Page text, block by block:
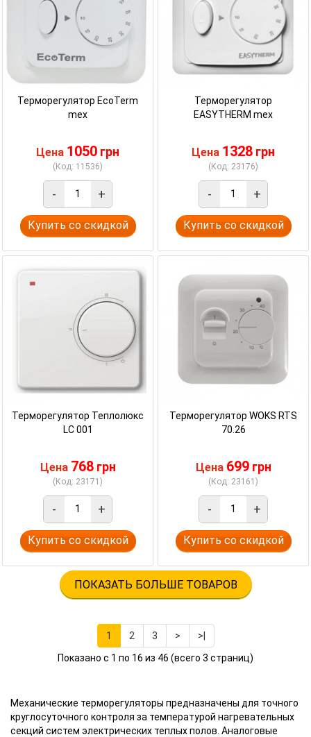
Терморегулятор EcoTerm
mex
Цена 1050 грн
(Код: 11536)
- +
Купить со скидкой
Терморегулятор
EASYTHERM mex
Цена 1328 грн
(Код: 23176)
- +
Купить со скидкой
Терморегулятор Теплолюкс
LC 001
Цена 768 грн
(Код: 23171)
- +
Купить со скидкой
Терморегулятор WOKS RTS
70.26
Цена 699 грн
(Код: 23161)
- +
Купить со скидкой
ПОКАЗАТЬ БОЛЬШЕ ТОВАРОВ
1 2 3 >
>|
Показано с 1 по 16 из 46 (всего 3 страниц)
Механические терморегуляторы предназначены для точного
круглосуточного контроля за температурой нагревательных
секций систем электрических теплых полов. Аналоговые